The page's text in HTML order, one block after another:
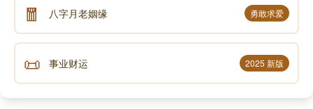
🧧 八字月老姻缘 勇敢求爱
📜 事业财运 2025 新版